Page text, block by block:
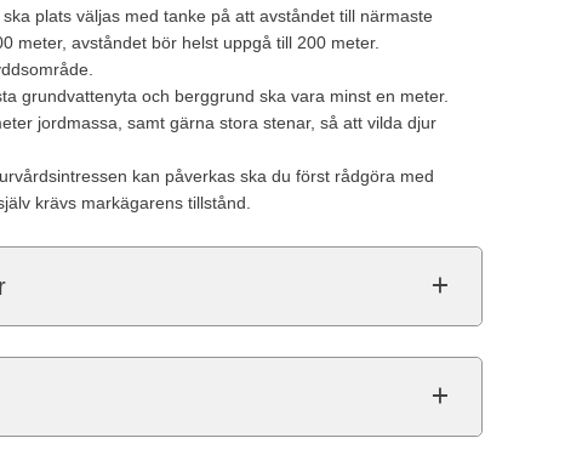
plats väljas med tanke på att avståndet till närmaste
meter, avståndet bör helst uppgå till 200 meter.
grundvattenyta och berggrund ska vara minst en meter.
jordmassa, samt gärna stora stenar, så att vilda djur
kan påverkas ska du först rådgöra med
krävs markägarens tillstånd.